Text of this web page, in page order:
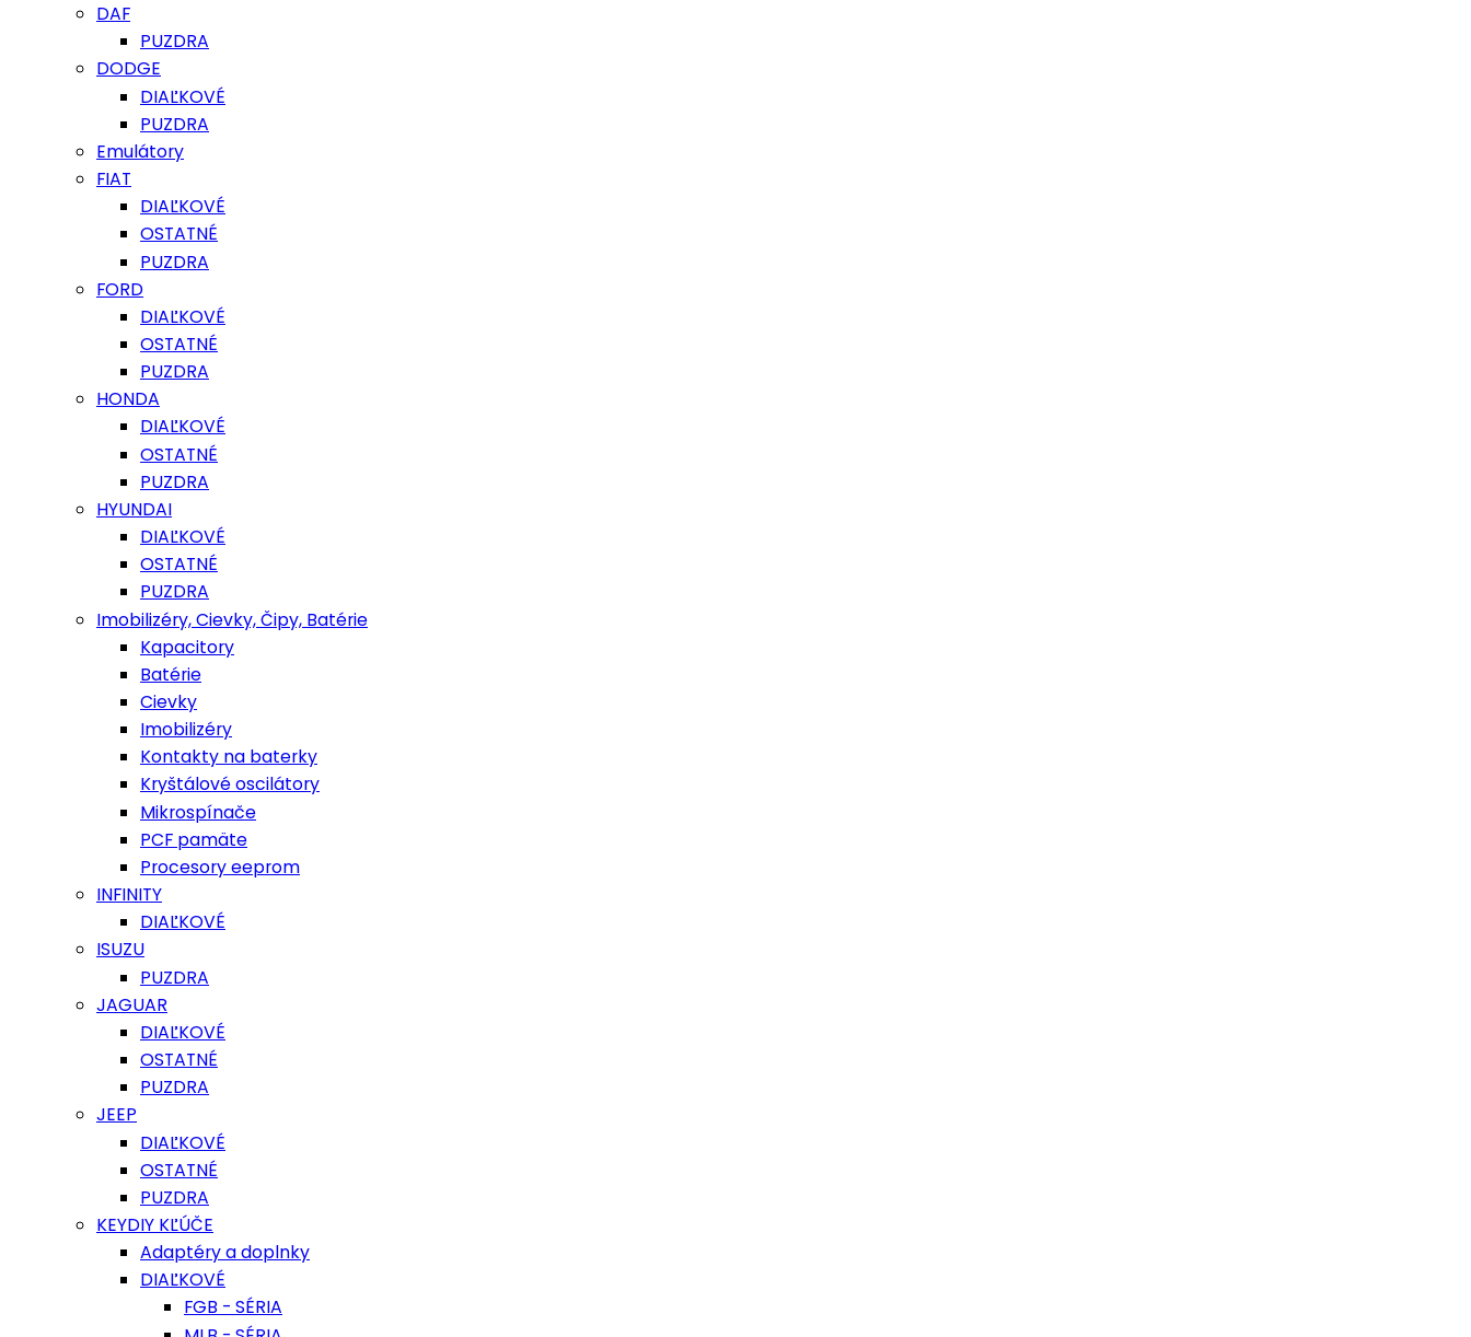
DAF
PUZDRA
DODGE
DIAĽKOVÉ
PUZDRA
Emulátory
FIAT
DIAĽKOVÉ
OSTATNÉ
PUZDRA
FORD
DIAĽKOVÉ
OSTATNÉ
PUZDRA
HONDA
DIAĽKOVÉ
OSTATNÉ
PUZDRA
HYUNDAI
DIAĽKOVÉ
OSTATNÉ
PUZDRA
Imobilizéry, Cievky, Čipy, Batérie
Kapacitory
Batérie
Cievky
Imobilizéry
Kontakty na baterky
Kryštálové oscilátory
Mikrospínače
PCF pamäte
Procesory eeprom
INFINITY
DIAĽKOVÉ
ISUZU
PUZDRA
JAGUAR
DIAĽKOVÉ
OSTATNÉ
PUZDRA
JEEP
DIAĽKOVÉ
OSTATNÉ
PUZDRA
KEYDIY KĽÚČE
Adaptéry a doplnky
DIAĽKOVÉ
FGB - SÉRIA